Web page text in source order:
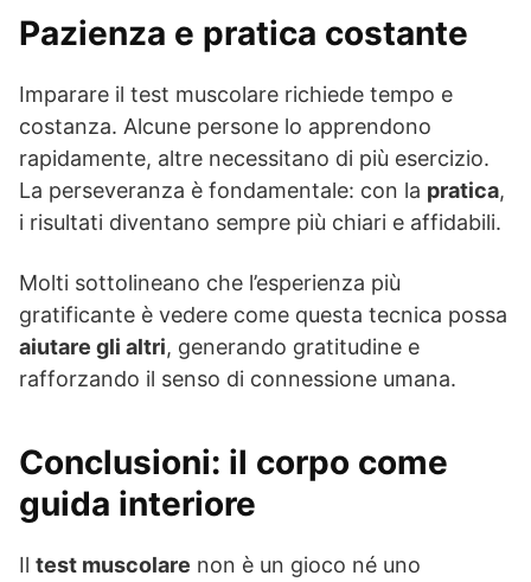
Pazienza e pratica costante
Imparare il test muscolare richiede tempo e
costanza. Alcune persone lo apprendono
rapidamente, altre necessitano di più esercizio.
La perseveranza è fondamentale: con la pratica,
i risultati diventano sempre più chiari e affidabili.
Molti sottolineano che l’esperienza più
gratificante è vedere come questa tecnica possa
aiutare gli altri, generando gratitudine e
rafforzando il senso di connessione umana.
Conclusioni: il corpo come
guida interiore
Il test muscolare non è un gioco né uno